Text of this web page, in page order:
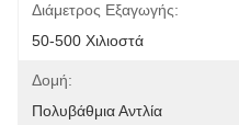
Διάμετρος Εξαγωγής:
50-500 Χιλιοστά
Δομή:
Πολυβάθμια Αντλία